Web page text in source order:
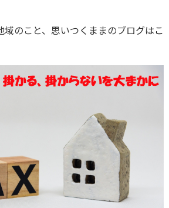
域のこと、思いつくままのブログはこ